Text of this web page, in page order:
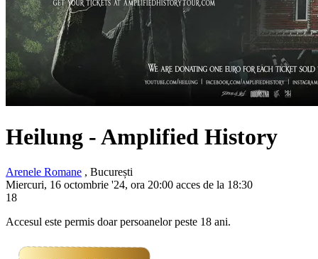
Heilung - Amplified History
Arenele Romane , București
Miercuri, 16 octombrie '24, ora 20:00 acces de la 18:30
18
Accesul este permis doar persoanelor peste 18 ani.